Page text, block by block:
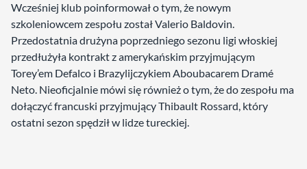
Wcześniej klub poinformował o tym, że nowym
szkoleniowcem zespołu został Valerio Baldovin.
Przedostatnia drużyna poprzedniego sezonu ligi włoskiej
przedłużyła kontrakt z amerykańskim przyjmującym
Torey’em Defalco i Brazylijczykiem Aboubacarem Dramé
Neto. Nieoficjalnie mówi się również o tym, że do zespołu ma
dołączyć francuski przyjmujący Thibault Rossard, który
ostatni sezon spędził w lidze tureckiej.